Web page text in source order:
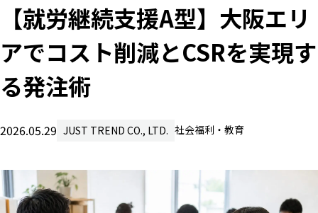
（直营
机械校
咨询
【就労継続支援A型】大阪エリ
アでコスト削減とCSRを実現す
る発注術
2026.05.29 JUST TREND CO., LTD. 社会福利・教育